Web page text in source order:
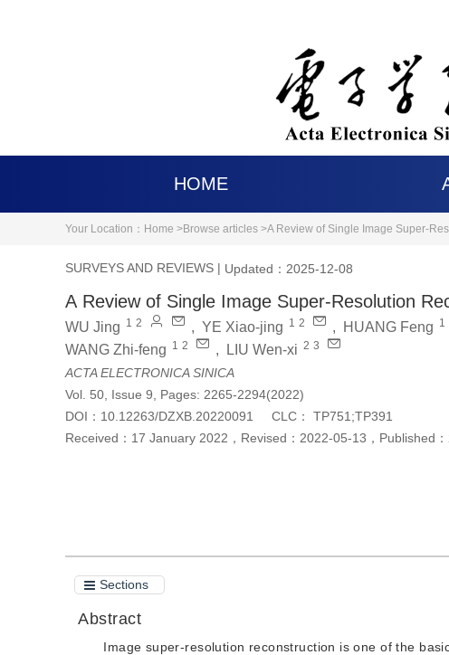
HOME
Your Location： Home >Browse articles >A Review of Single Image Super-
SURVEYS AND REVIEWS | Updated：2025-12-08
A Review of Single Image Super-Resolution
WU Jing 1 2 , YE Xiao-jing 1 2 , HUANG Feng 1
WANG Zhi-feng 1 2 , LIU Wen-xi 2 3
ACTA ELECTRONICA SINICA
Vol. 50, Issue 9, Pages: 2265-2294(2022)
DOI： 10.12263/DZXB.20220091 CLC：
TP751;TP391
Received： 17 January 2022 ， Revised： 2022-05-13 ， Published：
Sections
Abstract
Image super-resolution reconstruction is one of the